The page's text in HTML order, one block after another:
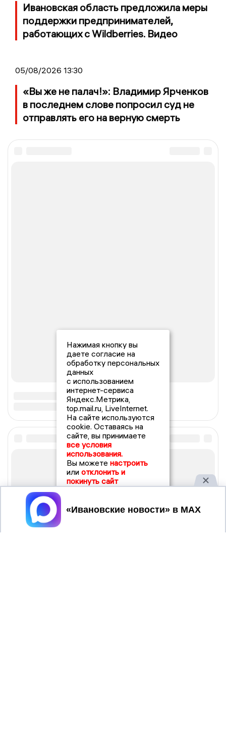
Ивановская область предложила меры
поддержки предпринимателей,
работающих с Wildberries. Видео
05/08/2026 13:30
«Вы же не палач!»: Владимир Ярченков
в последнем слове попросил суд не
отправлять его на верную смерть
Нажимая кнопку вы
даете согласие на
обработку персональных
данных
с использованием
интернет-сервиса
Яндекс.Метрика,
top.mail.ru, LiveInternet.
На сайте используются
cookie. Оставаясь на
сайте, вы принимаете
все условия
использования.
Вы можете настроить
или отклонить и
покинуть сайт
Принять